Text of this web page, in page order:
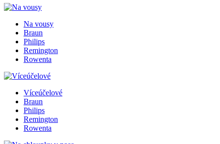
Na vousy
Braun
Philips
Remington
Rowenta
Víceúčelové
Braun
Philips
Remington
Rowenta